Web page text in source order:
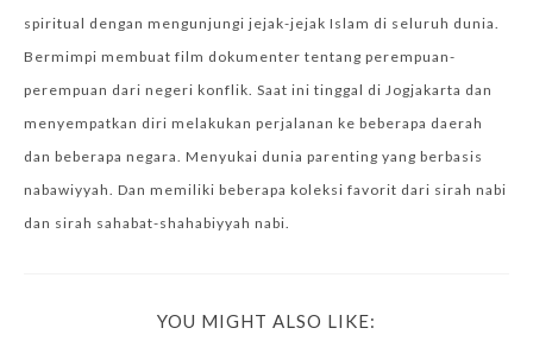
spiritual dengan mengunjungi jejak-jejak Islam di seluruh dunia.
Bermimpi membuat film dokumenter tentang perempuan-
perempuan dari negeri konflik. Saat ini tinggal di Jogjakarta dan
menyempatkan diri melakukan perjalanan ke beberapa daerah
dan beberapa negara. Menyukai dunia parenting yang berbasis
nabawiyyah. Dan memiliki beberapa koleksi favorit dari sirah nabi
dan sirah sahabat-shahabiyyah nabi.
YOU MIGHT ALSO LIKE: